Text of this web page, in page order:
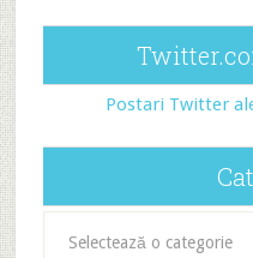
Postari Twitter